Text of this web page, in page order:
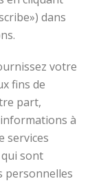
dans
votre
fins de
part,
à
services
sont
personnelles